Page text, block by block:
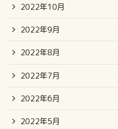
2022年10月
2022年9月
2022年8月
2022年7月
2022年6月
2022年5月